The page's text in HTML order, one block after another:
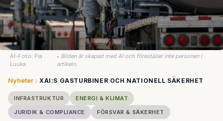
AI-Foto: Pia
Luuka
• Bilden är skapad med AI och föreställer inte personen i
artikeln.
Nyheter XAI:S GASTURBINER OCH NATIONELL SÄKERHET
INFRASTRUKTUR
ENERGI & KLIMAT
JURIDIK & COMPLIANCE
FÖRSVAR & SÄKERHET